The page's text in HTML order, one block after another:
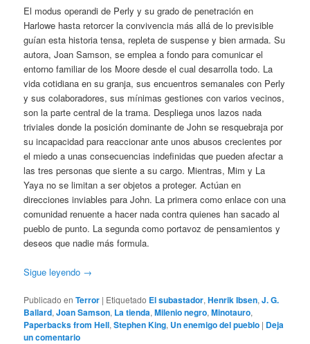
El modus operandi de Perly y su grado de penetración en
Harlowe hasta retorcer la convivencia más allá de lo previsible
guían esta historia tensa, repleta de suspense y bien armada. Su
autora, Joan Samson, se emplea a fondo para comunicar el
entorno familiar de los Moore desde el cual desarrolla todo. La
vida cotidiana en su granja, sus encuentros semanales con Perly
y sus colaboradores, sus mínimas gestiones con varios vecinos,
son la parte central de la trama. Despliega unos lazos nada
triviales donde la posición dominante de John se resquebraja por
su incapacidad para reaccionar ante unos abusos crecientes por
el miedo a unas consecuencias indefinidas que pueden afectar a
las tres personas que siente a su cargo. Mientras, Mim y La
Yaya no se limitan a ser objetos a proteger. Actúan en
direcciones inviables para John. La primera como enlace con una
comunidad renuente a hacer nada contra quienes han sacado al
pueblo de punto. La segunda como portavoz de pensamientos y
deseos que nadie más formula.
Sigue leyendo →
Publicado en Terror | Etiquetado El subastador,Henrik Ibsen,J. G.
Ballard,Joan Samson, La tienda,Milenio negro,Minotauro,
Paperbacks from Hell,Stephen King, Un enemigo del pueblo | Deja
un comentario